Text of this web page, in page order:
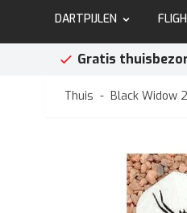
DARTPIJLEN
Gratis
Thuis - Black Widow